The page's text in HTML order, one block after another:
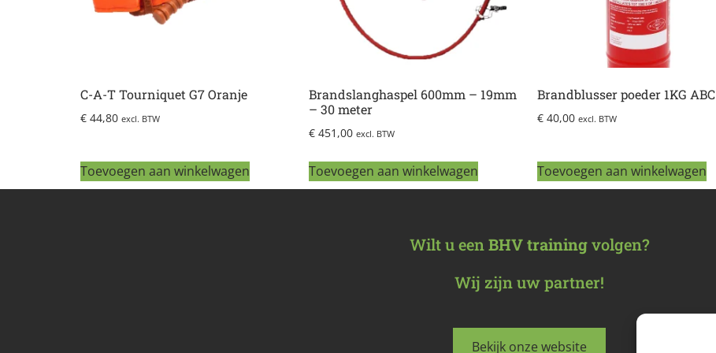
C-A-T Tourniquet G7 Oranje
€ 44,80 excl. BTW
Toevoegen aan winkelwagen
Brandslanghaspel 600mm – 19mm
– 30 meter
€ 451,00 excl. BTW
Toevoegen aan winkelwagen
Brandblusser poeder 1KG ABC
€ 40,00 excl. BTW
Toevoegen aan winkelwagen
Wilt u eenBHV trainingvolgen?
Wij zijn uw partner!
Bekijk onze website